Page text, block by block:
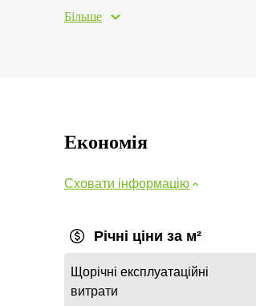
Більше
Економія
Сховати інформацію
Річні ціни за м²
Щорічні експлуатаційні
витрати